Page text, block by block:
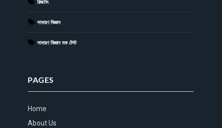
রিজনিং
সাধারণ বিজ্ঞান
সাধারণ বিজ্ঞান মক টেস্ট
PAGES
Home
About Us